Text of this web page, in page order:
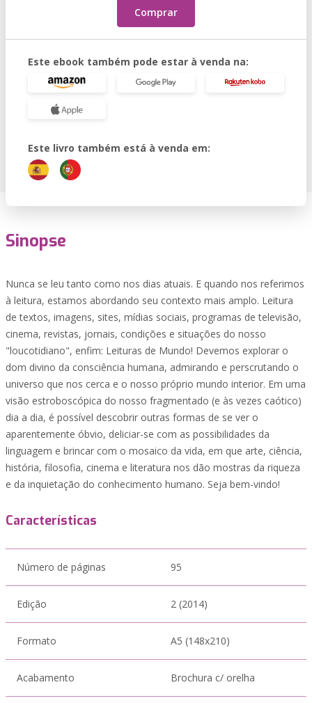
Comprar
Este ebook também pode estar à venda na:
Este livro também está à venda em:
Sinopse
Nunca se leu tanto como nos dias atuais. E quando nos referimos
à leitura, estamos abordando seu contexto mais amplo. Leitura
de textos, imagens, sites, mídias sociais, programas de televisão,
cinema, revistas, jornais, condições e situações do nosso
"loucotidiano", enfim: Leituras de Mundo! Devemos explorar o
dom divino da consciência humana, admirando e perscrutando o
universo que nos cerca e o nosso próprio mundo interior. Em uma
visão estroboscópica do nosso fragmentado (e às vezes caótico)
dia a dia, é possível descobrir outras formas de se ver o
aparentemente óbvio, deliciar-se com as possibilidades da
linguagem e brincar com o mosaico da vida, em que arte, ciência,
história, filosofia, cinema e literatura nos dão mostras da riqueza
e da inquietação do conhecimento humano. Seja bem-vindo!
Características
Número de páginas 95
Edição 2 (2014)
Formato A5 (148x210)
Acabamento Brochura c/ orelha